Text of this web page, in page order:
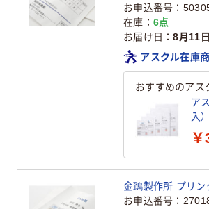
お申込番号
在庫
6点
お届け日
8月11日
アスクル在庫
おすすめのアス
ア
金鵄製作所 プリン
お申込番号